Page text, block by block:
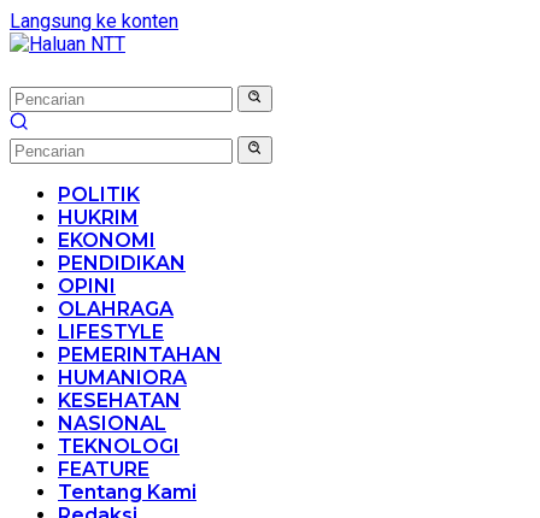
Langsung ke konten
POLITIK
HUKRIM
EKONOMI
PENDIDIKAN
OPINI
OLAHRAGA
LIFESTYLE
PEMERINTAHAN
HUMANIORA
KESEHATAN
NASIONAL
TEKNOLOGI
FEATURE
Tentang Kami